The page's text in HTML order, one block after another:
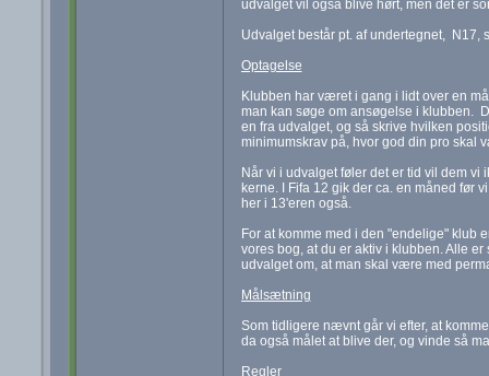
udvalget vil også blive hørt, men det er
Udvalget består pt. af undertegnet, N17,
Optagelse
Klubben har været i gang i lidt over en
man kan søge om ansøgelse i klubben.
en fra udvalget, og så skrive hvilken
minimumskrav på, hvor god din pro skal
Når vi i udvalget føler det er tid vil dem
kerne. I Fifa 12 gik der ca. en måned før
her i 13'eren også.
For at komme med i den "endelige" klub
vores bog, at du er aktiv i klubben. Alle
udvalget om, at man skal være med
Målsætning
Som tidligere nævnt går vi efter, at
da også målet at blive der, og vinde så
Regler